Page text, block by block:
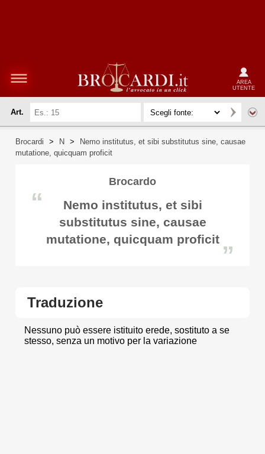
AREA
UTENTE
Art.
Brocardi > N >
Nemo institutus, et sibi substitutus sine, causae
mutatione, quicquam proficit
Brocardo
“
Nemo institutus, et sibi
substitutus sine, causae
mutatione, quicquam proficit
”
Traduzione
Nessuno può essere istituito erede, sostituto a se
stesso, senza un motivo per la variazione